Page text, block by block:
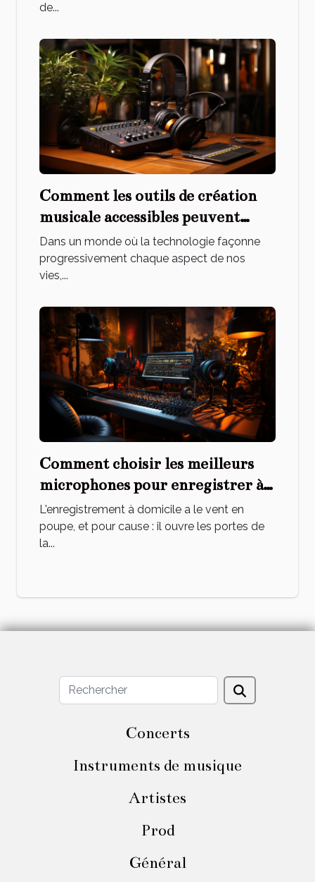
de...
Comment les outils de création
musicale accessibles peuvent
transformer l'apprentissage de la
musique pour les débutants
Dans un monde où la technologie façonne
progressivement chaque aspect de nos
vies,...
Comment choisir les meilleurs
microphones pour enregistrer à
la maison
L'enregistrement à domicile a le vent en
poupe, et pour cause : il ouvre les portes de
la...
Concerts
Instruments de musique
Artistes
Prod
Général